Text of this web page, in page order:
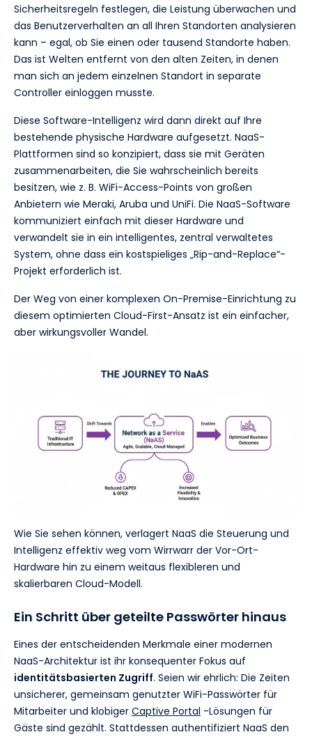
Sicherheitsregeln festlegen, die Leistung überwachen und
das Benutzerverhalten an all Ihren Standorten analysieren
kann – egal, ob Sie einen oder tausend Standorte haben.
Das ist Welten entfernt von den alten Zeiten, in denen
man sich an jedem einzelnen Standort in separate
Controller einloggen musste.
Diese Software-Intelligenz wird dann direkt auf Ihre
bestehende physische Hardware aufgesetzt. NaaS-
Plattformen sind so konzipiert, dass sie mit Geräten
zusammenarbeiten, die Sie wahrscheinlich bereits
besitzen, wie z. B. WiFi-Access-Points von großen
Anbietern wie Meraki, Aruba und UniFi. Die NaaS-Software
kommuniziert einfach mit dieser Hardware und
verwandelt sie in ein intelligentes, zentral verwaltetes
System, ohne dass ein kostspieliges „Rip-and-Replace“-
Projekt erforderlich ist.
Der Weg von einer komplexen On-Premise-Einrichtung zu
diesem optimierten Cloud-First-Ansatz ist ein einfacher,
aber wirkungsvoller Wandel.
Wie Sie sehen können, verlagert NaaS die Steuerung und
Intelligenz effektiv weg vom Wirrwarr der Vor-Ort-
Hardware hin zu einem weitaus flexibleren und
skalierbaren Cloud-Modell.
Ein Schritt über geteilte Passwörter hinaus
Eines der entscheidenden Merkmale einer modernen
NaaS-Architektur ist ihr konsequenter Fokus auf
identitätsbasierten Zugriff. Seien wir ehrlich: Die Zeiten
unsicherer, gemeinsam genutzter WiFi-Passwörter für
Mitarbeiter und klobiger Captive Portal -Lösungen für
Gäste sind gezählt. Stattdessen authentifiziert NaaS den